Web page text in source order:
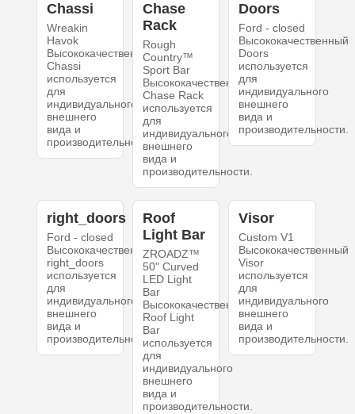
Chassi
Wreakin
Havok
Высококачественный
Chassi
используется
для
индивидуального
внешнего
вида и
производительности.
Chase
Rack
Rough
Country™
Sport Bar
Высококачественный
Chase Rack
используется
для
индивидуального
внешнего
вида и
производительности.
Doors
Ford - closed
Высококачественный
Doors
используется
для
индивидуального
внешнего
вида и
производительности.
right_doors
Ford - closed
Высококачественный
right_doors
используется
для
индивидуального
внешнего
вида и
производительности.
Roof
Light Bar
ZROADZ™
50" Curved
LED Light
Bar
Высококачественный
Roof Light
Bar
используется
для
индивидуального
внешнего
вида и
производительности.
Visor
Custom V1
Высококачественный
Visor
используется
для
индивидуального
внешнего
вида и
производительности.